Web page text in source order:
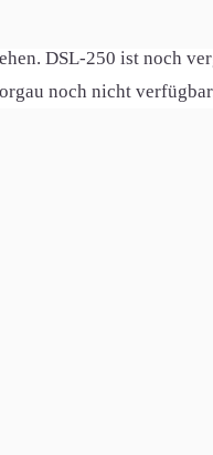
weit
DSL-250 ist noch
noch nicht
möchte, der kann in
und Horgau.